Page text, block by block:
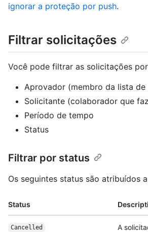
ignorar a proteção por push.
Filtrar solicitações
Você pode filtrar as solicitações
Aprovador (membro da lista de
Solicitante (colaborador que
Período de tempo
Status
Filtrar por status
Os seguintes status são atribuídos
Status
Cancelled
A